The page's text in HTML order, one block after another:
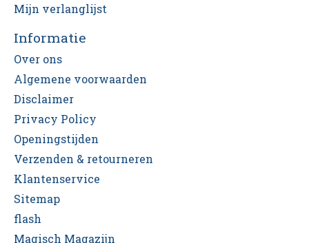
Mijn verlanglijst
Informatie
Over ons
Algemene voorwaarden
Disclaimer
Privacy Policy
Openingstijden
Verzenden & retourneren
Klantenservice
Sitemap
flash
Magisch Magazijn